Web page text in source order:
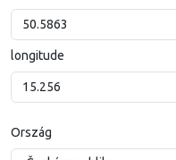
longitude
Ország